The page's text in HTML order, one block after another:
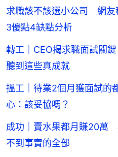
求職該不該選小公司 網
3優點4缺點分析
轉工｜CEO揭求職面試
聽到這些真成就
搵工｜待業2個月獲面試的
心：該妥協嗎？
成功｜賣水果都月賺20萬
不到事實的全部